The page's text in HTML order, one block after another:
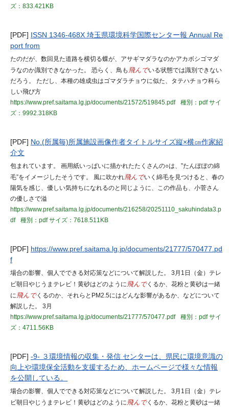
ズ：833.421KB
[PDF] ISSN 1346-468X 埼玉県環境科学国際センター報 Annual Re
port from
たのだが、数回見た道路を横切る蝶が、アサギマダラなのかアカボシゴマダ
ラなのか識別できなかった。 恐らく、鳥も 飛んでいる状態では識別できない
だろう。 ただし、本種の雄成虫はゴマダラチョウに似た、タテハチョウ科ら
しい飛び方
https://www.pref.saitama.lg.jp/documents/21572/519845.pdf
種別：pdfサイ
ズ：9992.318KB
[PDF] No.(所属毎)所属施設画像作者タイトルサイズ縦×横㎝作家紹
介文
包まれています。 画用紙いっぱいに描かれたたくさんの○は、”たんぽぽの綿
毛”をイメージしたそうです。 風に吹かれ飛んでいく綿毛を見つけると、春の
陽気を感じ、優しい気持ちになれるのと同じように、この作品も、小菅さん
の優しさで溢
https://www.pref.saitama.lg.jp/documents/216258/20251110_sakuhindata3.p
df
種別：pdfサイズ：7618.511KB
[PDF] https://www.pref.saitama.lg.jp/documents/21777/570477.pd
f
場合の影響、個人でできる対応策などについて解説した。 3月1日（金）テレ
ビ朝日やじうまテレビ！黄砂はどのように飛んでくるか、花粉と黄砂は一緒
に飛んでくるのか、それらとPM2.5にはどんな影響があるか、などについて
解説した。 3月
https://www.pref.saitama.lg.jp/documents/21777/570477.pdf
種別：pdfサイ
ズ：4711.56KB
[PDF] -9- ３環境情報の収集・発信 センターは、県民に環境意識の
向上や環境保全活動を支援するため、ホームページで様々な情報
を公開している。
場合の影響、個人でできる対応策などについて解説した。 3月1日（金）テレ
ビ朝日やじうまテレビ！黄砂はどのように飛んでくるか、花粉と黄砂は一緒